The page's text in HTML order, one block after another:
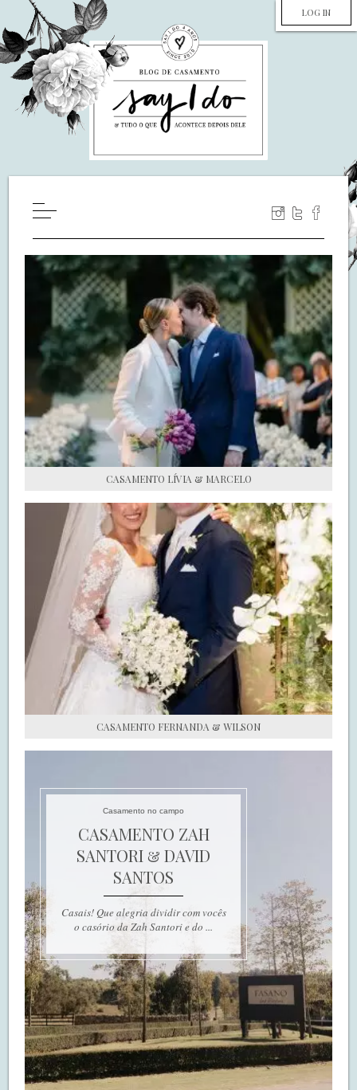
LOG IN
WILL YOU MARRY ME?
LUA DE MEL
COZINHA
DECORAÇÃO
DE NOIVA PRA NOIVA
S.O.S CASADAS
FALE COM O SAY I DO
CASAMENTO LÍVIA & MARCELO
CASAMENTO FERNANDA & WILSON
Casamento no campo
CASAMENTO ZAH
SANTORI & DAVID
SANTOS
Casais! Que alegria dividir com vocês
o casório da Zah Santori e do ...